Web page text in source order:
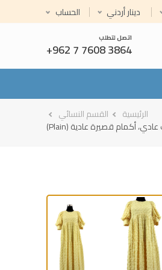
Select your language
دينار أردني الحساب
اتصل لتطلب
+962 7 7608 3864
الرئيسية
القسم النسائي